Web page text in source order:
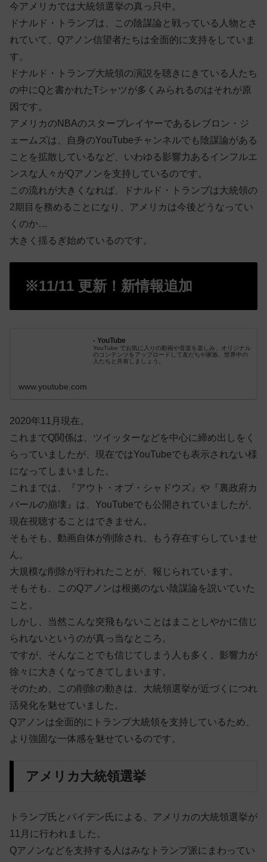
今アメリカでは大統領選挙の真っ只中。
ドナルド・トランプは、この陰謀論と戦っている人物とさ
れていて、Qアノン信望者たちは全面的に支持をしていま
す。
ドナルド・トランプ大統領の演説を聴きにきている人たち
の中にQと書かれたTシャツが多くみられるのはそれが原
因です。
アメリカのNBAのスタープレイヤーであるレブロン・ジ
ェームズは、自身のYouTubeチャンネルでも陰謀論がある
ことを拡散しているなど、いわゆる影響力あるインフルエ
ンスな人々がQアノンを支持しているのです。
この流れが大きくなれば、ドナルド・トランプは大統領の
2期目を務めることになり、アメリカは今後どうなってい
くのか…
大きく揺るぎ始めているのです。
※11/11 更新！新情報追加
- YouTube
YouTube でお気に入りの動画や音楽を楽しみ、オリジナル
のコンテンツをアップロードして友だちや家族、世界中の
人たちと共有しましょう。
www.youtube.com
2020年11月現在。
これまでQ関係は、ツイッターなどを中心に締め出しをく
らっていましたが、現在ではYouTubeでも表示されない様
になってしまいました。
これまでは、『アウト・オブ・シャドウズ』や『裏政府カ
バールの崩壊』は、YouTubeでも公開されていましたが、
現在視聴することはできません。
そもそも、動画自体が削除され、もう存在すらしていませ
ん。
大規模な削除が行われたことが、報じられています。
そもそも、このQアノンは根拠のない陰謀論を説いていた
こと。
しかし、当然こんな突飛もないことはまことしやかに信じ
られないというのが真っ当なところ。
ですが、そんなことでも信じてしまう人も多く、影響力が
徐々に大きくなってきてしまいます。
そのため、この削除の動きは、大統領選挙が近づくにつれ
活発化を魅せていました。
Qアノンは全面的にトランプ大統領を支持しているため、
より強固な一体感を魅せているのです。
アメリカ大統領選挙
トランプ氏とバイデン氏による、アメリカの大統領選挙が
11月に行われました。
Qアノンなどを支持する人はみなトランプ派にまわってい